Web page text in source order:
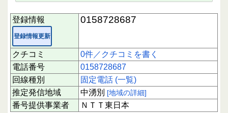
登録情報
登録情報更新
0158728687
クチコミ
0件／クチコミを書く
電話番号
0158728687
回線種別
固定電話 (一覧)
推定発信地域
中湧別 [地域の詳細]
番号提供事業者 ＮＴＴ東日本